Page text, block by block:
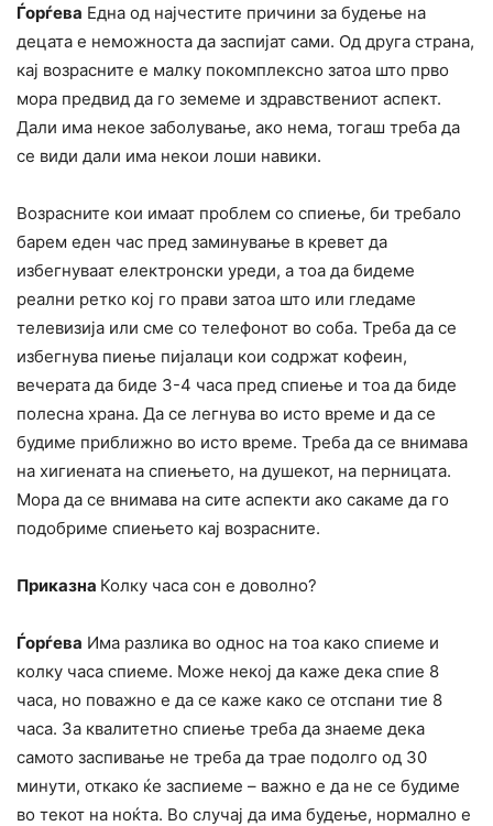
Ѓорѓева Една од најчестите причини за будење на
децата е неможноста да заспијат сами. Од друга страна,
кај возрасните е малку покомплексно затоа што прво
мора предвид да го земеме и здравствениот аспект.
Дали има некое заболување, ако нема, тогаш треба да
се види дали има некои лоши навики.
Возрасните кои имаат проблем со спиење, би требало
барем еден час пред заминување в кревет да
избегнуваат електронски уреди, а тоа да бидеме
реални ретко кој го прави затоа што или гледаме
телевизија или сме со телефонот во соба. Треба да се
избегнува пиење пијалаци кои содржат кофеин,
вечерата да биде 3-4 часа пред спиење и тоа да биде
полесна храна. Да се легнува во исто време и да се
будиме приближно во исто време. Треба да се внимава
на хигиената на спиењето, на душекот, на перницата.
Мора да се внимава на сите аспекти ако сакаме да го
подобриме спиењето кај возрасните.
Приказна Колку часа сон е доволно?
Ѓорѓева Има разлика во однос на тоа како спиеме и
колку часа спиеме. Може некој да каже дека спие 8
часа, но поважно е да се каже како се отспани тие 8
часа. За квалитетно спиење треба да знаеме дека
самото заспивање не треба да трае подолго од 30
минути, откако ќе заспиеме – важно е да не се будиме
во текот на ноќта. Во случај да има будење, нормално е